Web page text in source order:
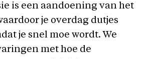
is een aandoening van het
je overdag dutjes
je snel moe wordt. We
met hoe de